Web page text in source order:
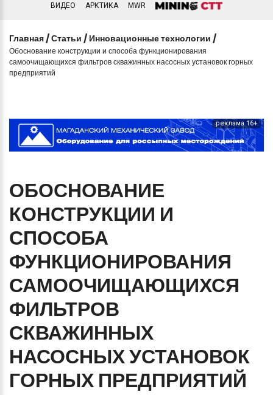
ВИДЕО АРКТИКА MWR
Главная /Статьи / Инновационные технологии /
Обоснование конструкции и способа функционирования
самоочищающихся фильтров скважинных насосных установок горных
предприятий
реклама 16+
ОБОСНОВАНИЕ
КОНСТРУКЦИИ И
СПОСОБА
ФУНКЦИОНИРОВАНИЯ
САМООЧИЩАЮЩИХСЯ
ФИЛЬТРОВ
СКВАЖИННЫХ
НАСОСНЫХУСТАНОВОК
ГОРНЫХ ПРЕДПРИЯТИЙ